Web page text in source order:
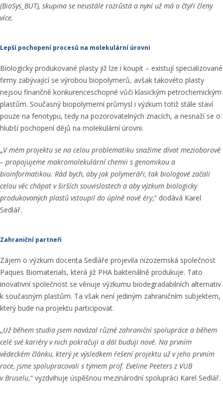
(BioSys_BUT), skupina se neustále rozrůstá a nyní už má o čtyři členy
více.
Lepší pochopení procesů na molekulární úrovni
Biologicky produkované plasty již lze i koupit – existují specializované
firmy zabývající se výrobou biopolymerů, avšak takovéto plasty
nejsou finančně konkurenceschopné vůči klasickým petrochemickým
plastům. Současný biopolymerní průmysl i výzkum totiž stále staví
pouze na fenotypu, tedy na pozorovatelných znacích, a nesnaží se o
hlubší pochopení dějů na molekulární úrovni.
„V mém projektu se na celou problematiku snažíme dívat mezioborově
– propojujeme makromolekulární chemii s genomikou a
bioinformatikou. Rád bych, aby jak polymeráři, tak biologové začali
celou věc chápat v širších souvislostech a aby výzkum biologicky
produkovaných plastů vstoupil do úplně nové éry,“ dodává Karel
Sedlář.
Zahraniční partneři
Zájem o výzkum docenta Sedláře projevila nizozemská společnost
Paques Biomaterials, která již PHA bakteriálně produkuje. Tato
inovativní společnost se věnuje výzkumu biodegradabilních alternativ
k současným plastům. Ta však není jediným zahraničním subjektem,
který bude na projektu participovat.
„Už během studia jsem navázal různé zahraniční spolupráce a během
celé své kariéry v nich pokračuji a dál buduji nové. Na prvním
vědeckém článku, který je výsledkem řešení projektu už v jeho prvním
roce, jsme spolupracovali s týmem prof. Eveline Peeters z VUB
v Bruselu,“ vyzdvihuje úspěšnou mezinárodní spolupráci Karel Sedlář.